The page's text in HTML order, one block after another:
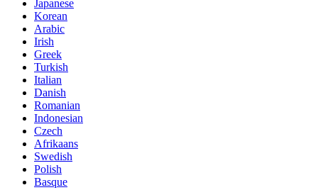
Japanese
Korean
Arabic
Irish
Greek
Turkish
Italian
Danish
Romanian
Indonesian
Czech
Afrikaans
Swedish
Polish
Basque